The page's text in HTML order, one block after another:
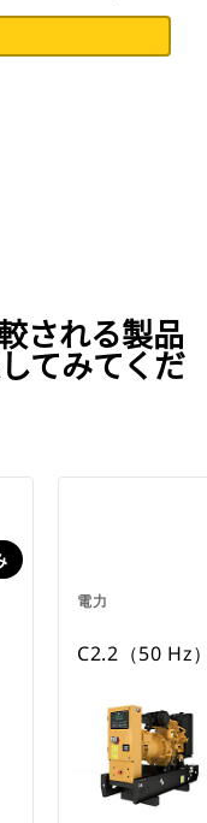
される製品
てみてくだ
電力
C2.2（50 Hz